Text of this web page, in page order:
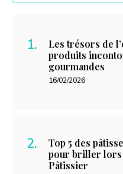
Les trésors de
produits
gourmandes
16/02/2026
Top 5 des
pour briller lors
Pâtissier